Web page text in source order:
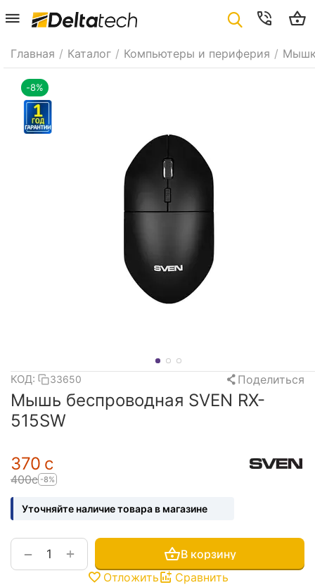
Главная / Каталог / Компьютеры и периферия /
-8%
КОД: 33650 Поделиться
Мышь беспроводная SVEN RX-
515SW
‍370‍ с
‍400‍с -8%
Уточняйте наличие товара в магазине
+
−
В корзину
Отложить
Сравнить